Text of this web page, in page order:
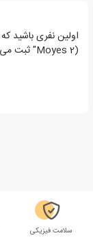
Moyes 2)" ثبت می‌کند
سلامت فیزیکی